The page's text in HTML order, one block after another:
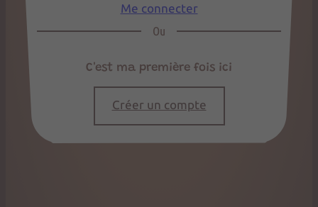
Me connecter
Ou
C'est ma première fois ici
Créer un compte